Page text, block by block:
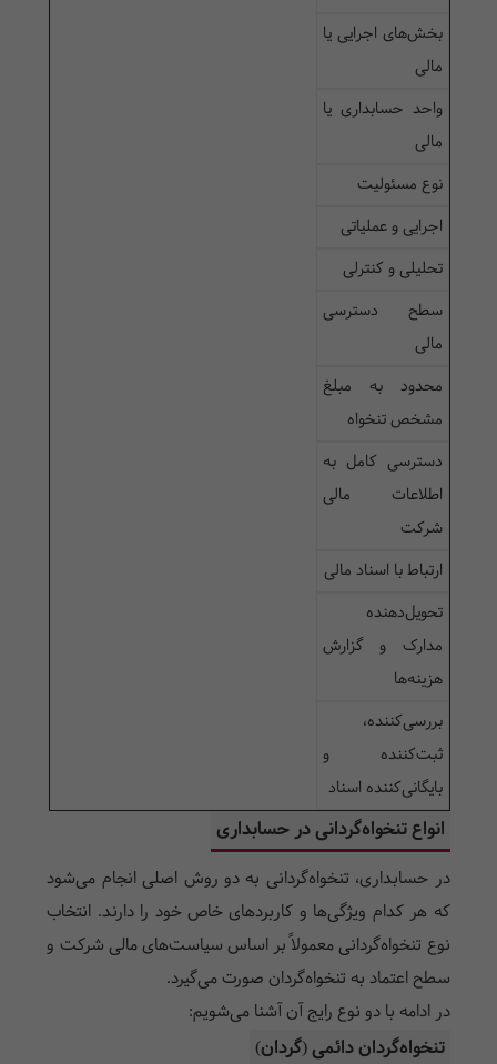
بخش‌های اجرایی یا
مالی
واحد حسابداری یا
مالی
نوع مسئولیت
اجرایی و عملیاتی
تحلیلی و کنترلی
سطح دسترسی
مالی
محدود به مبلغ
مشخص تنخواه
دسترسی کامل به
اطلاعات مالی
شرکت
ارتباط با اسناد مالی
تحویل‌دهنده
مدارک و گزارش
هزینه‌ها
بررسی‌کننده،
ثبت‌کننده و
بایگانی‌کننده اسناد
انواع تنخواه‌گردانی در حسابداری
در حسابداری، تنخواه‌گردانی به دو روش اصلی انجام می‌شود
که هر کدام ویژگی‌ها و کاربردهای خاص خود را دارند. انتخاب
نوع تنخواه‌گردانی معمولاً بر اساس سیاست‌های مالی شرکت و
سطح اعتماد به تنخواه‌گردان صورت می‌گیرد.
در ادامه با دو نوع رایج آن آشنا می‌شویم:
تنخواه‌گردان دائمی (گردان)